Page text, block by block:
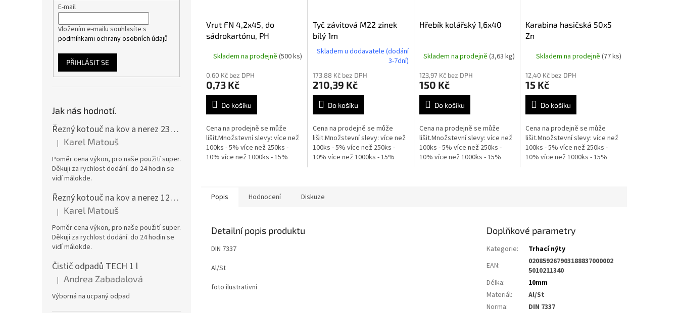
E-mail
Vložením e-mailu souhlasíte s
podmínkami ochrany osobních údajů
PŘIHLÁSIT SE
Jak nás hodnotí.
Řezný kotouč na kov a nerez 230x2,0x22 A46T6BF, balení 25ks
Hodnocení produktu je 5 z 5 hvězdiček.
| Karel Matouš
Poměr cena výkon, pro naše použití super.
Děkuji za rychlost dodání. do 24 hodin se
vidí málokde.
Řezný kotouč na kov a nerez 125x1,0x22 A46T6BF, balení 25ks
Hodnocení produktu je 5 z 5 hvězdiček.
| Karel Matouš
Poměr cena výkon, pro naše použití super.
Děkuji za rychlost dodání. do 24 hodin se
vidí málokde.
Čistič odpadů TECH 1 l
Hodnocení produktu je 5 z 5 hvězdiček.
| Andrea Zabadalová
Výborná na ucpaný odpad
Vrut FN 4,2x45, do
sádrokartónu, PH
Skladem na prodejně (500 ks)
0,60 Kč bez DPH
0,73 Kč
Do košíku
Cena na prodejně se může
lišit.Množstevní slevy: více než
100ks - 5% více než 250ks -
10% více než 1000ks - 15%
Tyč závitová M22 zinek
bílý 1m
Skladem u dodavatele (dodání
3-7dní)
173,88 Kč bez DPH
210,39 Kč
Do košíku
Cena na prodejně se může
lišit.Množstevní slevy: více než
100ks - 5% více než 250ks -
10% více než 1000ks - 15%
Hřebík kolářský 1,6x40
Skladem na prodejně(3,63 kg)
123,97 Kč bez DPH
150 Kč
Do košíku
Cena na prodejně se může
lišit.Množstevní slevy: více než
100ks - 5% více než 250ks -
10% více než 1000ks - 15%
Karabina hasičská 50x5
Zn
Skladem na prodejně (77 ks)
12,40 Kč bez DPH
15 Kč
Do košíku
Cena na prodejně se může
lišit.Množstevní slevy: více než
100ks - 5% více než 250ks -
10% více než 1000ks - 15%
Popis Hodnocení Diskuze
Detailní popis produktu
DIN 7337
Al/St
foto ilustrativní
Doplňkové parametry
Kategorie:
Trhací nýty
EAN:
020859267903188837000002
5010211340
Délka:
10mm
Materiál:
Al/St
Norma:
DIN 7337